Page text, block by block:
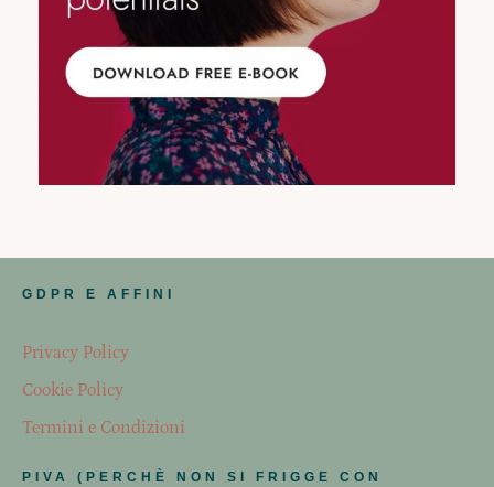
GDPR E AFFINI
Privacy Policy
Cookie Policy
Termini e Condizioni
PIVA (PERCHÈ NON SI FRIGGE CON